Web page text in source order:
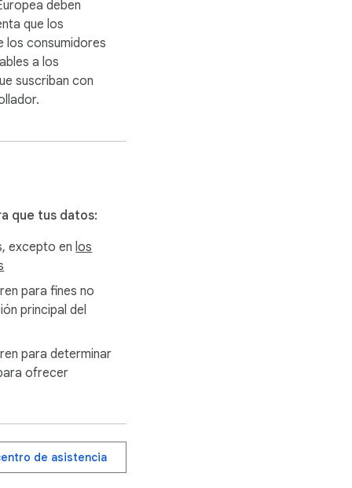
traducidos al
¡Compatible con
el idioma
idioma y diseño
stream.
nunca.
del chat.
no se traduzcan
deben
que los
los consumidores
a los
suscriban con
que tus datos:
excepto enlos
para fines no
principal del
para determinar
ofrecer
de asistencia